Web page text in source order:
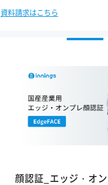
資料請求はこちら
顔認証_エッジ・オ